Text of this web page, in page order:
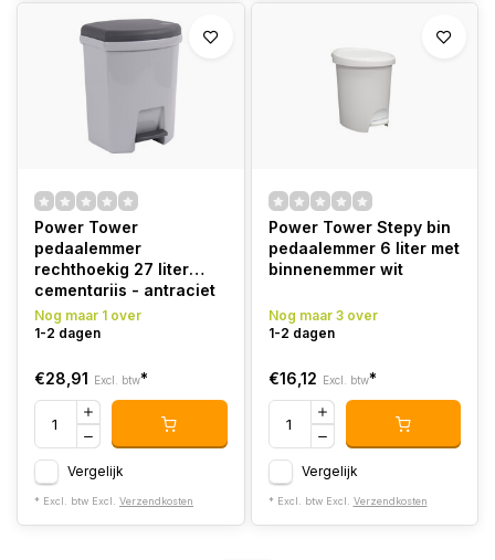
Power Tower
pedaalemmer
rechthoekig 27 liter
cementgrijs - antraciet
deksel
Nog maar 1 over
1-2 dagen
€28,91 Excl. btw*
Vergelijk
* Excl. btw Excl. Verzendkosten
Power Tower Stepy bin
pedaalemmer 6 liter met
binnenemmer wit
Nog maar 3 over
1-2 dagen
€16,12 Excl. btw*
Vergelijk
* Excl. btw Excl. Verzendkosten